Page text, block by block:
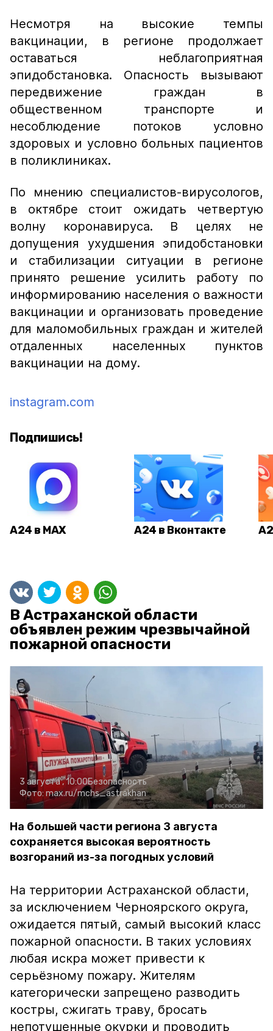
Несмотря на высокие темпы
вакцинации, в регионе продолжает
оставаться неблагоприятная
эпидобстановка. Опасность вызывают
передвижение граждан в
общественном транспорте и
несоблюдение потоков условно
здоровых и условно больных пациентов
в поликлиниках.
По мнению специалистов-вирусологов,
в октябре стоит ожидать четвертую
волну коронавируса. В целях не
допущения ухудшения эпидобстановки
и стабилизации ситуации в регионе
принято решение усилить работу по
информированию населения о важности
вакцинации и организовать проведение
для маломобильных граждан и жителей
отдаленных населенных пунктов
вакцинации на дому.
instagram.com
Подпишись!
А24 в MAX А24 в Вконтакте
В Астраханской области
объявлен режим чрезвычайной
пожарной опасности
3 августа , 10:00Безопасность
Фото: max.ru/mchs_astrakhan
На большей части региона 3 августа
сохраняется высокая вероятность
возгораний из-за погодных условий
На территории Астраханской области,
за исключением Черноярского округа,
ожидается пятый, самый высокий класс
пожарной опасности. В таких условиях
любая искра может привести к
серьёзному пожару. Жителям
категорически запрещено разводить
костры, сжигать траву, бросать
непотушенные окурки и проводить